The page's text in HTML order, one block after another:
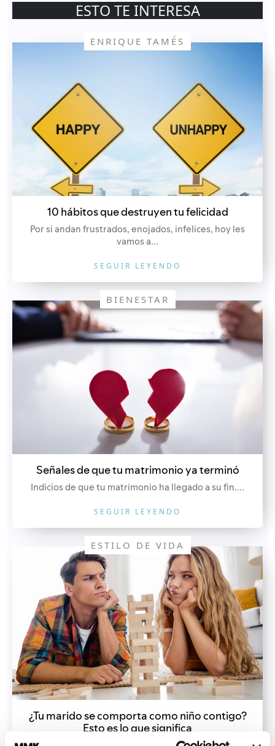
ESTO TE INTERESA
ENRIQUE TAMÉS
10 hábitos que destruyen tu felicidad
Por si andan frustrados, enojados, infelices, hoy les
vamos a...
SEGUIR LEYENDO
BIENESTAR
Señales de que tu matrimonio ya terminó
Indicios de que tu matrimonio ha llegado a su fin....
SEGUIR LEYENDO
ESTILO DE VIDA
¿Tu marido se comporta como niño contigo?
Esto es lo que significa